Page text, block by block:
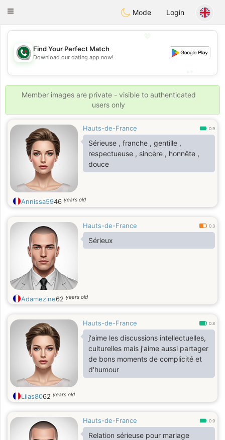
Weshrak
Toggle
Mode Login
💖
💕
Find Your Perfect Match
Download our dating app now!
Member images are private - visible to authenticated
users only
Hauts-de-France 0.9
Sérieuse , franche , gentille ,
respectueuse , sincère , honnête ,
douce
Annissa5946 years old
Hauts-de-France 0.3
Sérieux
Adamezine62 years old
Hauts-de-France 0.8
j'aime les discussions intellectuelles,
culturelles mais j'aime aussi partager
de bons moments de complicité et
d'humour
Lilas8062 years old
Hauts-de-France 0.9
Relation sérieuse pour mariage